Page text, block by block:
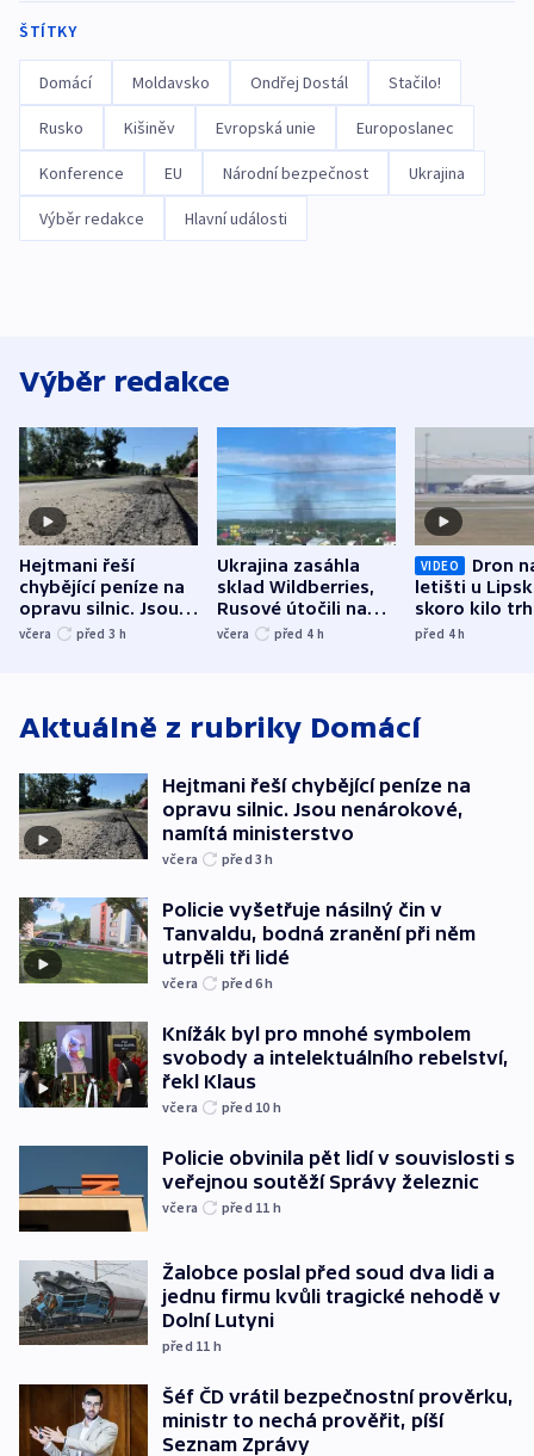
ŠTÍTKY
Domácí Moldavsko Ondřej Dostál Stačilo!
Rusko Kišiněv Evropská unie Europoslanec
Konference EU Národní bezpečnost Ukrajina
Výběr redakce Hlavní události
Výběr redakce
Hejtmani řeší
chybějící peníze na
opravu silnic. Jsou
nenárokové, namítá
včera před 3 h
Ukrajina zasáhla
sklad Wildberries,
Rusové útočili na
trh, hasiče či
včera před 4 h
VIDEO
Dron
letišti u
skoro kilo
indicie
před 4h
Aktuálně z rubriky Domácí
Hejtmani řeší chybějící peníze na
opravu silnic. Jsou nenárokové,
namítá ministerstvo
včera před 3h
Policie vyšetřuje násilný čin v
Tanvaldu, bodná zranění při něm
utrpěli tři lidé
včera před 6h
Knížák byl pro mnohé symbolem
svobody a intelektuálního rebelství,
řekl Klaus
včera před 10 h
Policie obvinila pět lidí v souvislosti s
veřejnou soutěží Správy železnic
včera před 11 h
Žalobce poslal před soud dva lidi a
jednu firmu kvůli tragické nehodě v
Dolní Lutyni
před 11 h
Šéf ČD vrátil bezpečnostní prověrku,
ministr to nechá prověřit, píší
Seznam Zprávy